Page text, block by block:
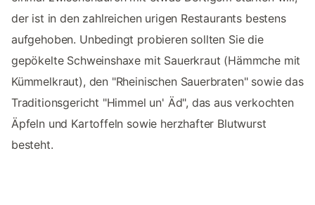
der ist in den zahlreichen urigen Restaurants bestens
aufgehoben. Unbedingt probieren sollten Sie die
gepökelte Schweinshaxe mit Sauerkraut (Hämmche mit
Kümmelkraut), den "Rheinischen Sauerbraten" sowie das
Traditionsgericht "Himmel un' Äd", das aus verkochten
Äpfeln und Kartoffeln sowie herzhafter Blutwurst
besteht.